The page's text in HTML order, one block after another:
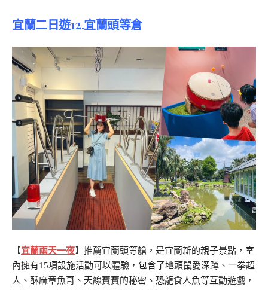
宜蘭二日遊12.宜蘭頭等倉
【宜蘭兩天一夜】推薦宜蘭頭等艙，是宜蘭新的親子景點，室
內擁有15項設施活動可以體驗，包含了地頭鼠愛深蹲、一拳超
人、酥麻章魚哥、天線寶寶的秘密、恐龍食人魚等互動遊戲，